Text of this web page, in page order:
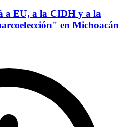
a EU, a la CIDH y a la
en Michoacán